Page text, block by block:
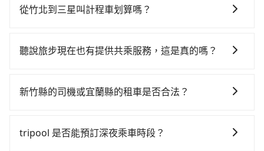
票、通過閘口、並在月台上等待列車的到來，大概又過
站、等待車站前排班的計程車，搭上小黃後約花85分
乘之平均每人花費為1,030元。不過新竹縣領有合法執照
但如果全程使用tripool並到府專車接送，則每人平均花
時不需要閉目養神（因為要自己開車），最重要的是你
$115~205承租小轎車，每公里再額外加收$3.2，從竹北
將eTag和可能的每小時40元路邊停車費用預估進去，但
Vios這類乘坐體驗較差的車款，如果人數超過四位，更
從竹北到三星叫計程車划算嗎？
灣大車隊、Uber、Line Taxi、Yoxi等，如果在路邊攔不
跳錶計算，價格約為3,820~4,600元間，但如改預約
計程車密度為雙北的1.3%，也就是說要臨時叫到小黃的
聽說旅步現在也有提供共乘服務，這是真的嗎？
保證出車的共乘服務，不用再擔心人少不成團問題，還
新竹縣的司機或宜蘭縣的租車是否合法？
車、私家車或野雞車在招攬生意，這不僅是違法可能被
tripool 是否能預訂深夜乘車時段？